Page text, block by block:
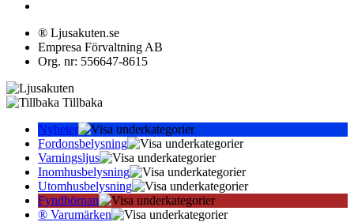
® Ljusakuten.se
Empresa Förvaltning AB
Org. nr: 556647-8615
Tillbaka
Nyheter
Fordonsbelysning
Varningsljus
Inomhusbelysning
Utomhusbelysning
Fyndhörnan
® Varumärken